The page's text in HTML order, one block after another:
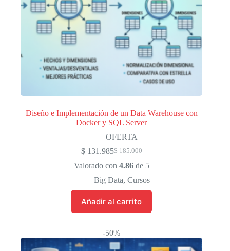
Diseño e Implementación de un Data Warehouse con
Docker y SQL Server
OFERTA
$185.000
El
precio
era:
$ 185.000.
$131.985El
precio
es:
$ 131.985.
Valorado con 4.86de 5
Big Data, Cursos
Añadir al carrito
-50%